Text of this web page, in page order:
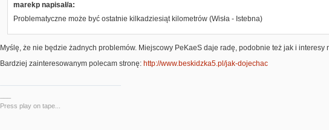
marekp napisał/a:
Problematyczne może być ostatnie kilkadziesiąt kilometrów (Wisła - Istebna)
Myślę, że nie będzie żadnych problemów. Miejscowy PeKaeS daje radę, podobnie też jak i interesy
Bardziej zainteresowanym polecam stronę: http://www.beskidzka5.pl/jak-dojechac
Press play on tape...